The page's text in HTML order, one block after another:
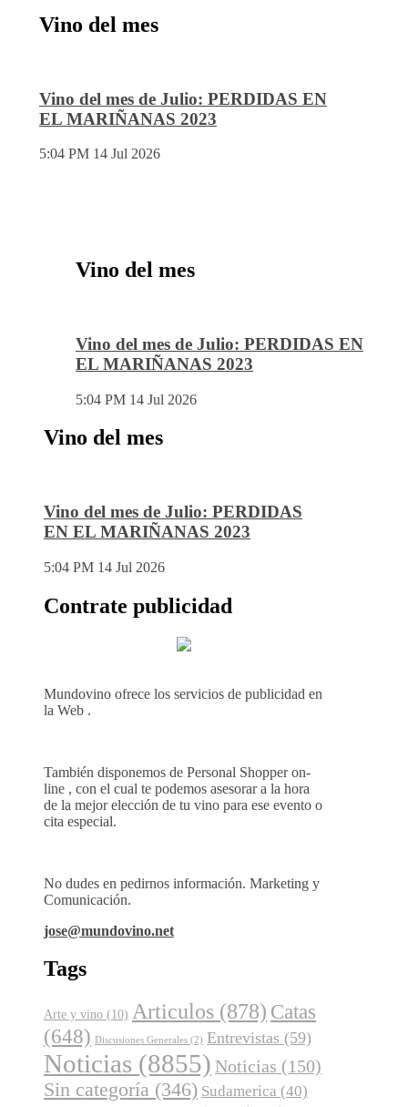
Vino del mes
Vino del mes de Julio: PERDIDAS EN
EL MARIÑANAS 2023
5:04 PM 14 Jul 2026
Vino del mes
Vino del mes de Julio: PERDIDAS EN
EL MARIÑANAS 2023
5:04 PM 14 Jul 2026
Vino del mes
Vino del mes de Julio: PERDIDAS
EN EL MARIÑANAS 2023
5:04 PM 14 Jul 2026
Contrate publicidad
Mundovino ofrece los servicios de publicidad en
la Web .
También disponemos de Personal Shopper on-
line , con el cual te podemos asesorar a la hora
de la mejor elección de tu vino para ese evento o
cita especial.
No dudes en pedirnos información. Marketing y
Comunicación.
jose@mundovino.net
Tags
Arte y vino (10) Articulos (878) Catas
(648) Discusiones Generales (2) Entrevistas (59)
Noticias (8855) Noticias (150)
Sin categoría (346) Sudamerica (40)